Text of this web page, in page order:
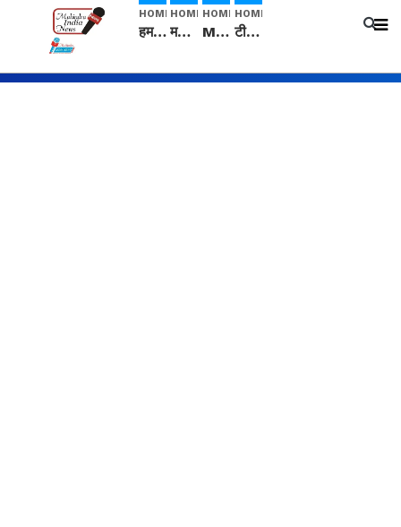
HOME
हम सनातनी..." सांसद kangana Ranaut से क्या बोली लड़की? Viral Jantar-Mantar | CJP protest
HOME
मनीषा हत्याकांड: हत्या, आत्महत्या या कोई बड़ा राज? | Full Story | Josh Haryana
HOME
Mangalsutra: हिंदू धर्म में शादी के बाद मंगलसूत्र क्यों पहनती है महिलाएं, किसने शुरु की ये परंपरा
HOME
टीम बीकेई ने एग्रीकल्चर ग्रेड की यूरिया खाद गट्टों में बदलकर टेक्निकल ग्रेड में बेचने वालों पर करवाई कार्रवाई: लखविंदर सिंह औलख